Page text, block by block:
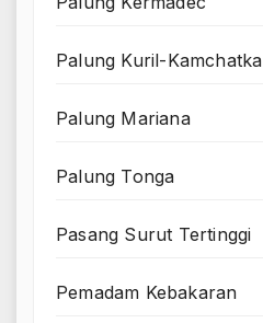
Palung Kuril-Kamchatka
Palung Mariana
Palung Tonga
Pasang Surut Tertinggi
Pemadam Kebakaran